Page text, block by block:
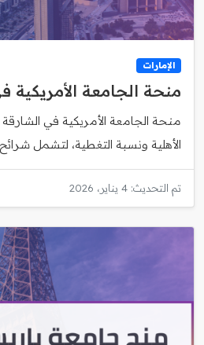
الإمارات
منحة الجامعة الأمريكية
منحة الجامعة الأمريكية في
الأهلية ونسبة التغطية، لتشمل
تم التحديث: 4 يناير، 2026